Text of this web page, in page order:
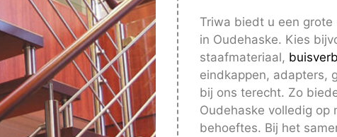
Triwa biedt u een grote
in Oudehaske. Kies
staafmateriaal,
eindkappen, adapters,
bij ons terecht. Zo
Oudehaske volledig op
behoeftes. Bij het